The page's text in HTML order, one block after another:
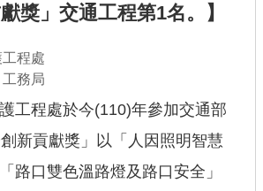
獎」交通工程第1名。】
程處
務局
工程處於今(110)年參加交通部
創新貢獻獎」以「人因照明智慧
路口雙色溫路燈及路口安全」